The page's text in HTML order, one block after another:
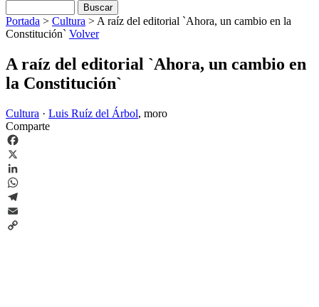
Portada > Cultura > A raíz del editorial `Ahora, un cambio en la
Constitución` Volver
A raíz del editorial `Ahora, un cambio en
la Constitución`
Cultura · Luis Ruíz del Árbol, moro
Comparte
Facebook
X
LinkedIn
WhatsApp
Telegram
Email